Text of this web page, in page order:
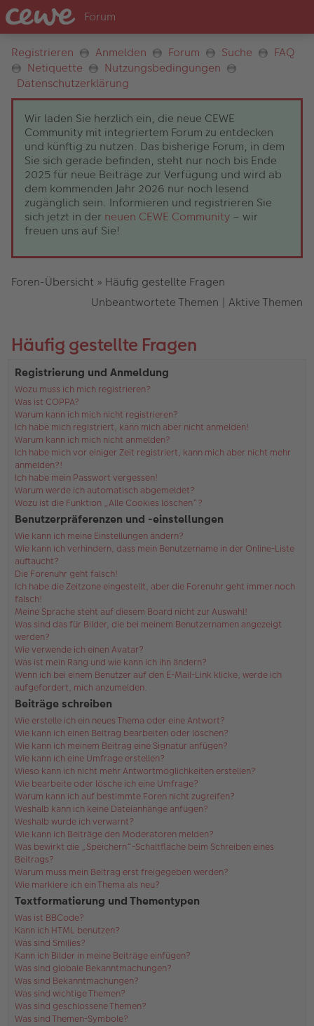
Registrieren Anmelden Forum Suche
FAQ
Netiquette
Nutzungsbedingungen
Datenschutzerklärung
Wir laden Sie herzlich ein, die neue CEWE
Community mit integriertem Forum zu entdecken
und künftig zu nutzen. Das bisherige Forum, in dem
Sie sich gerade befinden, steht nur noch bis Ende
2025 für neue Beiträge zur Verfügung und wird ab
dem kommenden Jahr 2026 nur noch lesend
zugänglich sein. Informieren und registrieren Sie
sich jetzt in der neuen CEWE Community – wir
freuen uns auf Sie!
Foren-Übersicht » Häufig gestellte Fragen
Unbeantwortete Themen | Aktive Themen
Häufig gestellte Fragen
Registrierung und Anmeldung
Wozu muss ich mich registrieren?
Was ist COPPA?
Warum kann ich mich nicht registrieren?
Ich habe mich registriert, kann mich aber nicht anmelden!
Warum kann ich mich nicht anmelden?
Ich habe mich vor einiger Zeit registriert, kann mich aber nicht mehr
anmelden?!
Ich habe mein Passwort vergessen!
Warum werde ich automatisch abgemeldet?
Wozu ist die Funktion „Alle Cookies löschen“?
Benutzerpräferenzen und -einstellungen
Wie kann ich meine Einstellungen ändern?
Wie kann ich verhindern, dass mein Benutzername in der Online-Liste
auftaucht?
Die Forenuhr geht falsch!
Ich habe die Zeitzone eingestellt, aber die Forenuhr geht immer noch
falsch!
Meine Sprache steht auf diesem Board nicht zur Auswahl!
Was sind das für Bilder, die bei meinem Benutzernamen angezeigt
werden?
Wie verwende ich einen Avatar?
Was ist mein Rang und wie kann ich ihn ändern?
Wenn ich bei einem Benutzer auf den E-Mail-Link klicke, werde ich
aufgefordert, mich anzumelden.
Beiträge schreiben
Wie erstelle ich ein neues Thema oder eine Antwort?
Wie kann ich einen Beitrag bearbeiten oder löschen?
Wie kann ich meinem Beitrag eine Signatur anfügen?
Wie kann ich eine Umfrage erstellen?
Wieso kann ich nicht mehr Antwortmöglichkeiten erstellen?
Wie bearbeite oder lösche ich eine Umfrage?
Warum kann ich auf bestimmte Foren nicht zugreifen?
Weshalb kann ich keine Dateianhänge anfügen?
Weshalb wurde ich verwarnt?
Wie kann ich Beiträge den Moderatoren melden?
Was bewirkt die „Speichern“-Schaltfläche beim Schreiben eines
Beitrags?
Warum muss mein Beitrag erst freigegeben werden?
Wie markiere ich ein Thema als neu?
Textformatierung und Thementypen
Was ist BBCode?
Kann ich HTML benutzen?
Was sind Smilies?
Kann ich Bilder in meine Beiträge einfügen?
Was sind globale Bekanntmachungen?
Was sind Bekanntmachungen?
Was sind wichtige Themen?
Was sind geschlossene Themen?
Was sind Themen-Symbole?